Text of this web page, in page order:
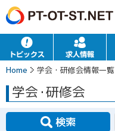
Home 学会・研修会情報一覧
学会・研修会
検索